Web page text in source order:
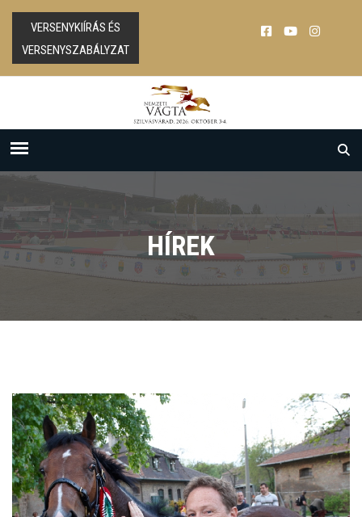
VERSENYKIÍRÁS ÉS
VERSENYSZABÁLYZAT
HÍREK